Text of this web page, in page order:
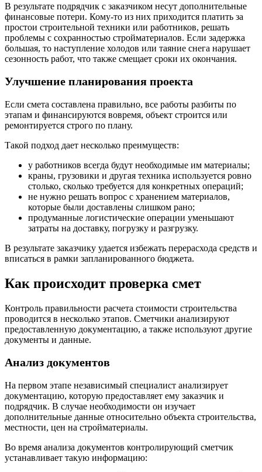
В результате подрядчик с заказчиком несут дополнительные
финансовые потери. Кому-то из них приходится платить за
простои строительной техники или работников, решать
проблемы с сохранностью стройматериалов. Если задержка
большая, то наступление холодов или таяние снега нарушает
сезонность работ, что также смещает сроки их окончания.
Улучшение планирования проекта
Если смета составлена правильно, все работы разбиты по
этапам и финансируются вовремя, объект строится или
ремонтируется строго по плану.
Такой подход дает несколько преимуществ:
у работников всегда будут необходимые им материалы;
краны, грузовики и другая техника используется ровно
столько, сколько требуется для конкретных операций;
не нужно решать вопрос с хранением материалов,
которые были доставлены слишком рано;
продуманные логистические операции уменьшают
затраты на доставку, погрузку и разгрузку.
В результате заказчику удается избежать перерасхода средств и
вписаться в рамки запланированного бюджета.
Как происходит проверка смет
Контроль правильности расчета стоимости строительства
проводится в несколько этапов. Сметчики анализируют
предоставленную документацию, а также используют другие
документы и данные.
Анализ документов
На первом этапе независимый специалист анализирует
документацию, которую предоставляет ему заказчик и
подрядчик. В случае необходимости он изучает
дополнительные данные относительно объекта строительства,
местности, цен на стройматериалы.
Во время анализа документов контролирующий сметчик
устанавливает такую информацию: